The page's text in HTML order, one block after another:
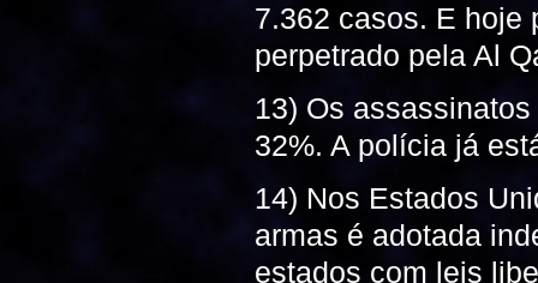
7.362 casos. E hoje
perpetrado pela Al
13) Os
32%. A polícia já
14) Nos Estados
armas é adotada
estados com leis